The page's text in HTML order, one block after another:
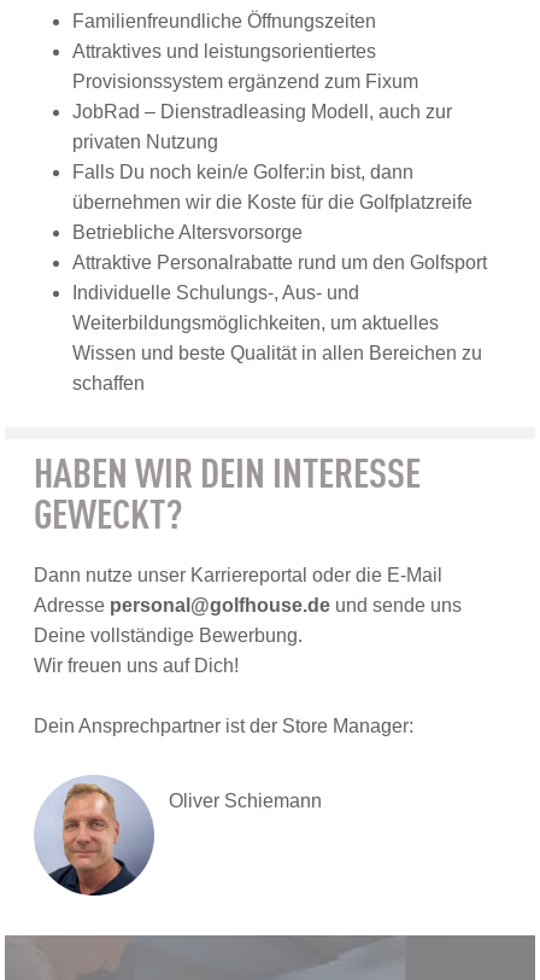
Familienfreundliche Öffnungszeiten
Attraktives und leistungsorientiertes
Provisionssystem ergänzend zum Fixum
JobRad – Dienstradleasing Modell, auch zur
privaten Nutzung
Falls Du noch kein/e Golfer:in bist, dann
übernehmen wir die Koste für die Golfplatzreife
Betriebliche Altersvorsorge
Attraktive Personalrabatte rund um den Golfsport
Individuelle Schulungs-, Aus- und
Weiterbildungsmöglichkeiten, um aktuelles
Wissen und beste Qualität in allen Bereichen zu
schaffen
HABEN WIR DEIN INTERESSE
GEWECKT?
Dann nutze unser Karriereportal oder die E-Mail
Adresse personal@golfhouse.de und sende uns
Deine vollständige Bewerbung.
Wir freuen uns auf Dich!
Dein Ansprechpartner ist der Store Manager:
Oliver Schiemann